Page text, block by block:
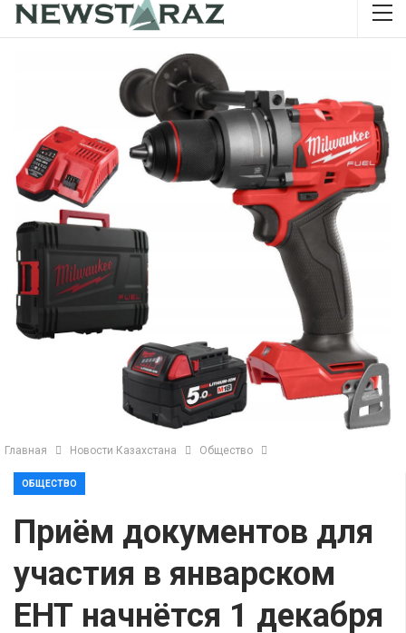
Главная Новости Казахстана Общество
ОБЩЕСТВО
Приём документов для
участия в январском
ЕНТ начнётся 1 декабря